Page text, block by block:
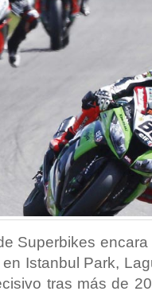
Superbikes
Istanbul Park,
tras más de